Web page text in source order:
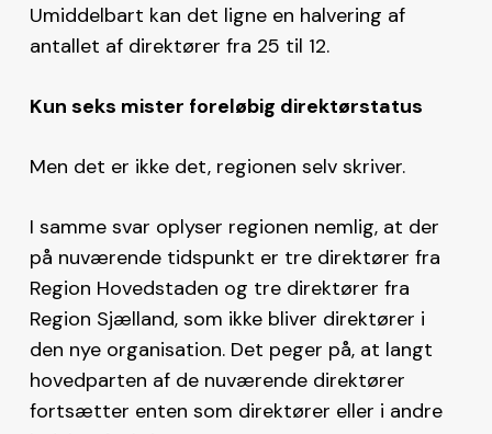
Umiddelbart kan det ligne en halvering af
antallet af direktører fra 25 til 12.
Kun seks mister foreløbig direktørstatus
Men det er ikke det, regionen selv skriver.
I samme svar oplyser regionen nemlig, at der
på nuværende tidspunkt er tre direktører fra
Region Hovedstaden og tre direktører fra
Region Sjælland, som ikke bliver direktører i
den nye organisation. Det peger på, at langt
hovedparten af de nuværende direktører
fortsætter enten som direktører eller i andre